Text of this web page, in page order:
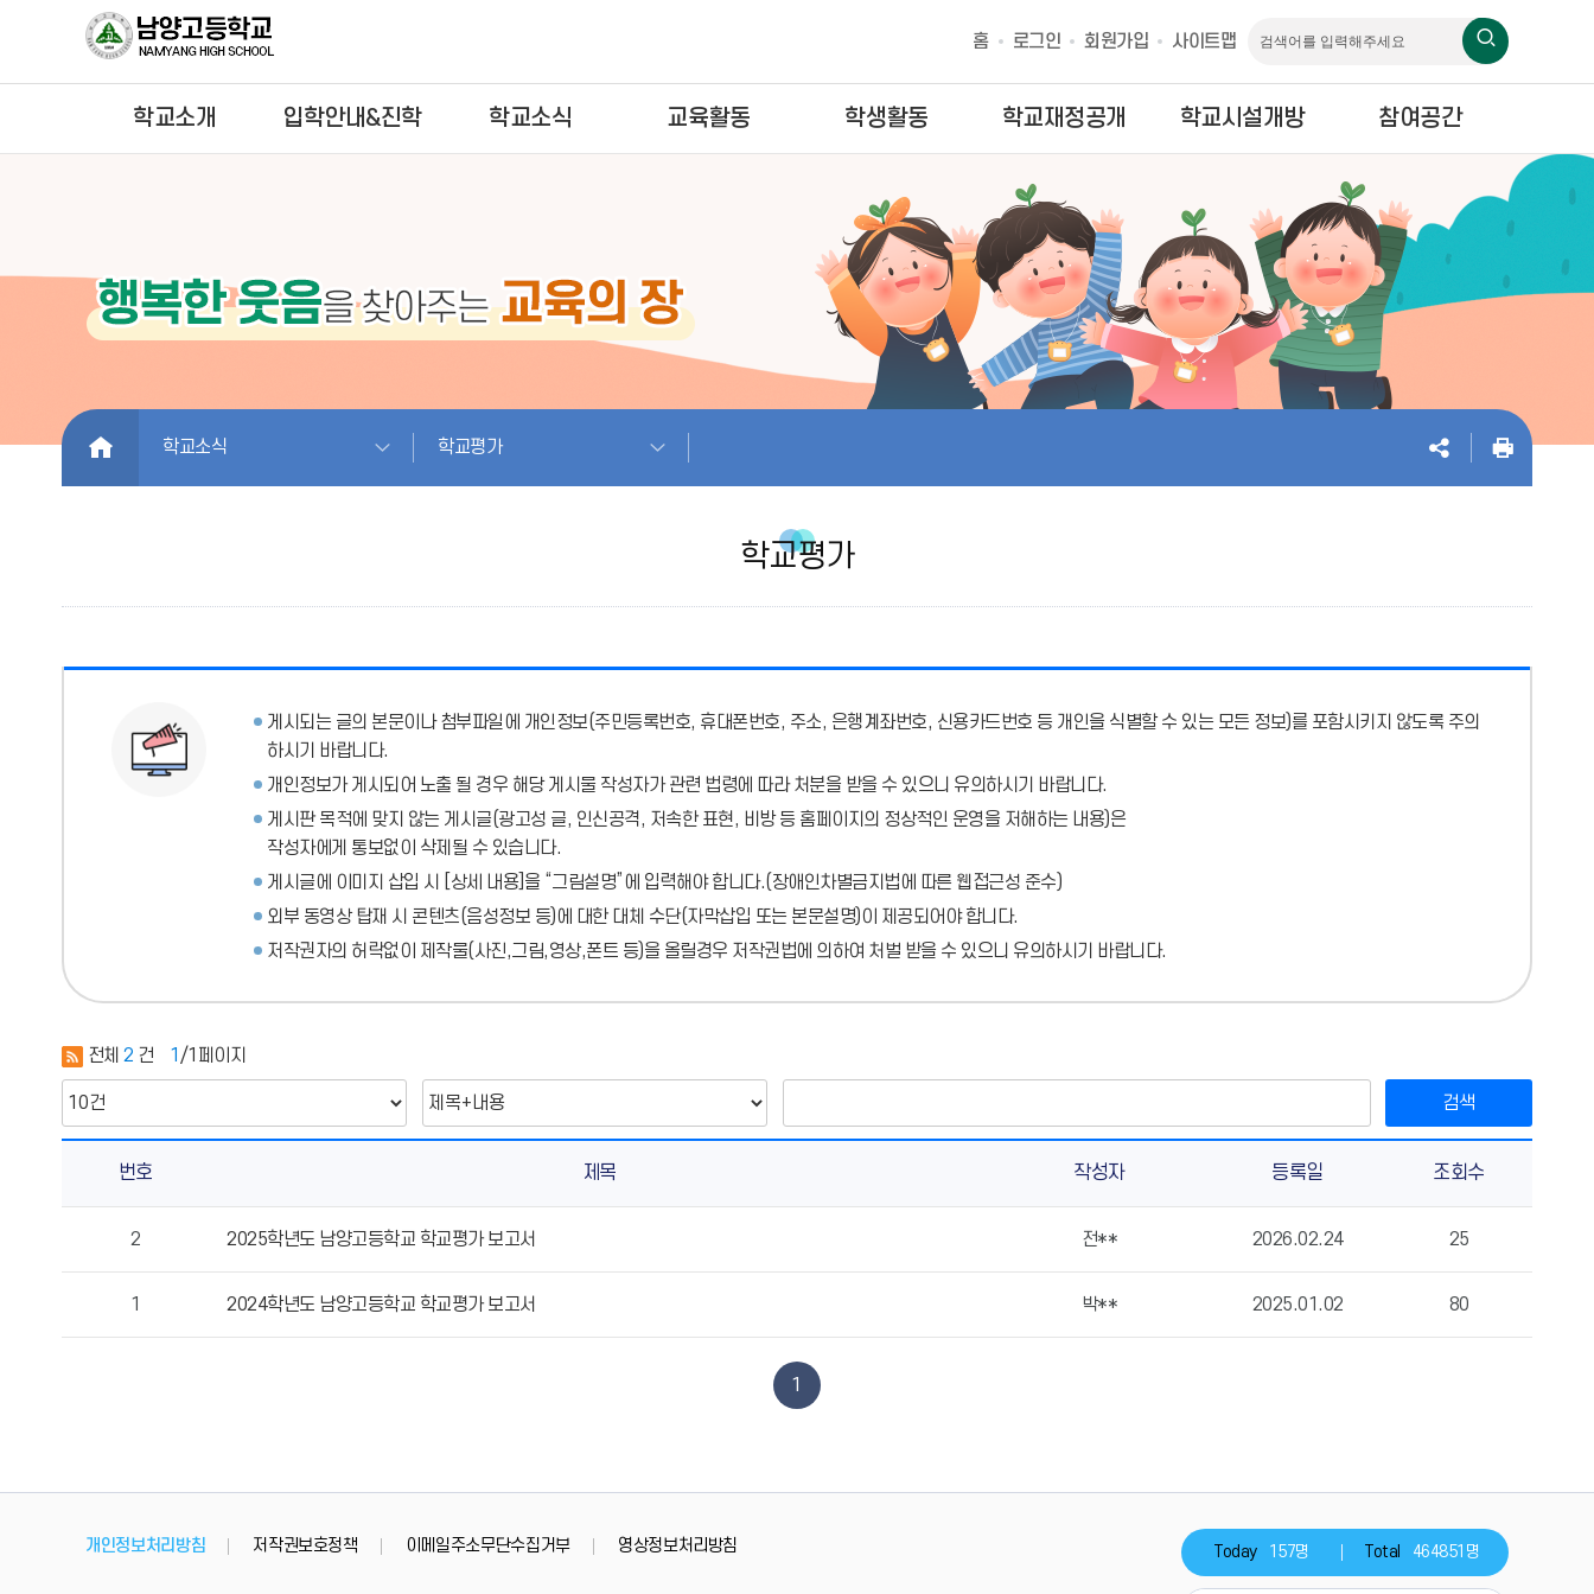
홈 로그인 회원가입 사이트맵
학교소개 입학안내&진학 학교소식 교육활동 학생활동 학교재정공개 학교시설개방 참여공간
HOME 학교소식 학교평가
학교평가
게시되는 글의 본문이나 첨부파일에 개인정보(주민등록번호, 휴대폰번호, 주소, 은행계좌번호, 신용카드번호 등 개인을 식별할 수 있는 모든 정보)를 포함시키지 않도록 주의
하시기 바랍니다.
개인정보가 게시되어 노출 될 경우 해당 게시물 작성자가 관련 법령에 따라 처분을 받을 수 있으니 유의하시기 바랍니다.
게시판 목적에 맞지 않는 게시글(광고성 글, 인신공격, 저속한 표현, 비방 등 홈페이지의 정상적인 운영을 저해하는 내용)은
작성자에게 통보없이 삭제될 수 있습니다.
게시글에 이미지 삽입 시 [상세 내용]을 “그림설명”에 입력해야 합니다.(장애인차별금지법에 따른 웹접근성 준수)
외부 동영상 탑재 시 콘텐츠(음성정보 등)에 대한 대체 수단(자막삽입 또는 본문설명)이 제공되어야 합니다.
저작권자의 허락없이 제작물(사진,그림,영상,폰트 등)을 올릴경우 저작권법에 의하여 처벌 받을 수 있으니 유의하시기 바랍니다.
전체 2 건 1 /1페이지
검색
평
의
번호 제목 작성자 등록일 조회수
2 2025학년도 남양고등학교 학교평가 보고서 전** 2026.02.24 25
1 2024학년도 남양고등학교 학교평가 보고서 박** 2025.01.02 80
1
개인정보처리방침 저작권보호정책 이메일주소무단수집거부 영상정보처리방침 Today 157명 Total 464851명